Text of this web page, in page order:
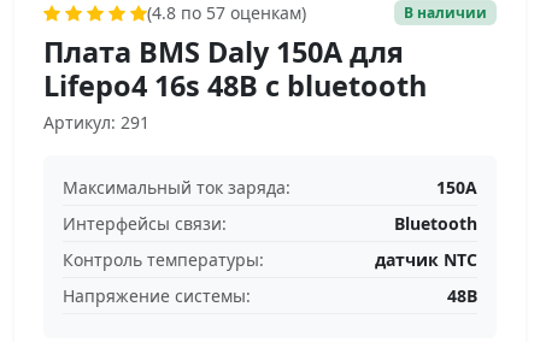
(4.8 по 57 оценкам) В наличии
Плата BMS Daly 150A для
Lifepo4 16s 48В c bluetooth
Артикул: 291
Максимальный ток заряда:
150А
Интерфейсы связи:
Bluetooth
Контроль температуры:
датчик NTC
Напряжение системы:
48В